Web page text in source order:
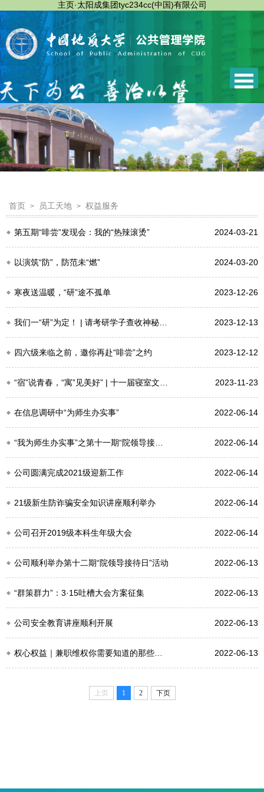
主页·太阳成集团tyc234cc(中国)有限公司
首页 > 员工天地 > 权益服务
第五期“啡尝”发现会：我的“热辣滚烫” 2024-03-21
以演筑“防”，防范未“燃” 2024-03-20
寒夜送温暖，“研”途不孤单 2023-12-26
2023-12-13
四六级来临之前，邀你再赴“啡尝”之约 2023-12-12
2023-11-23
在信息调研中“为师生办实事” 2022-06-14
2022-06-14
公司圆满完成2021级迎新工作 2022-06-14
21级新生防诈骗安全知识讲座顺利举办 2022-06-14
公司召开2019级本科生年级大会 2022-06-14
公司顺利举办第十二期“院领导接待日”活动 2022-06-13
“群策群力”：3·15吐槽大会方案征集 2022-06-13
公司安全教育讲座顺利开展 2022-06-13
2022-06-13
上页 1 2 下页